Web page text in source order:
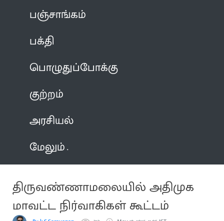
பஞ்சாங்கம்
பக்தி
பொழுதுப்போக்கு
குற்றம்
அரசியல்
மேலும்
திருவண்ணாமலையில் அதிமுக
மாவட்ட நிர்வாகிகள் கூட்டம்